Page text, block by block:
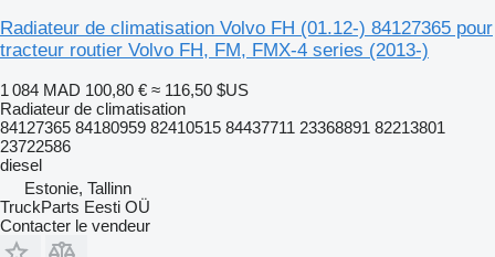
Radiateur de climatisation Volvo FH (01.12-) 84127365 pour
tracteur routier Volvo FH, FM, FMX-4 series (2013-)
1 084 MAD 100,80 € ≈ 116,50 $US
Radiateur de climatisation
84127365 84180959 82410515 84437711 23368891 82213801
23722586
diesel
Estonie, Tallinn
TruckParts Eesti OÜ
Contacter le vendeur